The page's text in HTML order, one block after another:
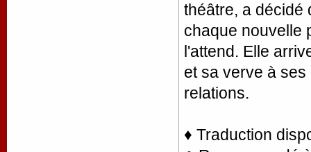
théâtre, a décidé
chaque nouvelle
l'attend. Elle
et sa verve à
relations.
♦ Traduction